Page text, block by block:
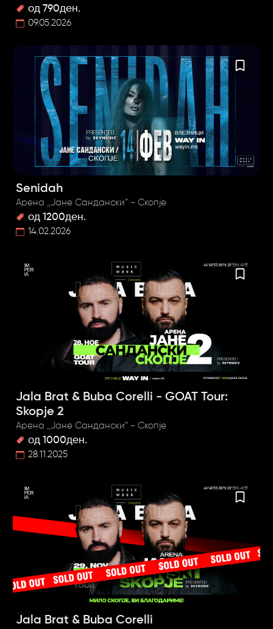
од 790ден.
09.05.2026
Senidah
Арена ,,Јане Сандански” - Скопје
од 1200ден.
14.02.2026
Jala Brat & Buba Corelli - GOAT Tour:
Skopje 2
Арена ,,Јане Сандански” - Скопје
од 1000ден.
28.11.2025
Jala Brat & Buba Corelli